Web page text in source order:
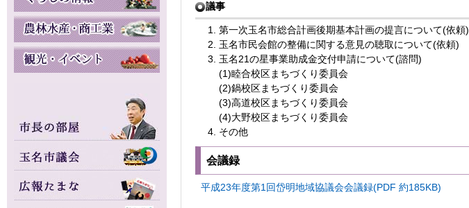
議事
第一次玉名市総合計画後期基本計画の提言について(依頼)
玉名市民会館の整備に関する意見の聴取について(依頼)
玉名21の星事業助成金交付申請について(諮問)
(1)睦合校区まちづくり委員会
(2)鍋校区まちづくり委員会
(3)高道校区まちづくり委員会
(4)大野校区まちづくり委員会
その他
会議録
平成23年度第1回岱明地域協議会会議録(PDF 約185KB)